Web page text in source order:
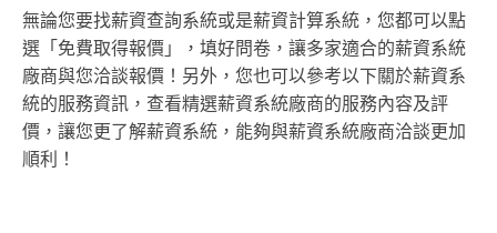
闆成功經營學 •輔導實績： 和牛餐廳、
早午餐連鎖、日式餐廳、咖啡連鎖、
食品科技有限公司、淨園休閒農場、
精品茶飲、精緻烘焙連鎖、牛排連
鎖、早午餐連鎖、炸雞連鎖、燒烤、
日式料理連鎖、 宵夜連鎖、羊肉爐、
拌麵(涼麵)連鎖轉型輔導、淡果香零售
的開發階
算及進度
無論您要找薪資查詢系統或是薪資計算系統，您都可以點
選「免費取得報價」，填好問卷，讓多家適合的薪資系統
廠商與您洽談報價！另外，您也可以參考以下關於薪資系
統的服務資訊，查看精選薪資系統廠商的服務內容及評
價，讓您更了解薪資系統，能夠與薪資系統廠商洽談更加
順利！